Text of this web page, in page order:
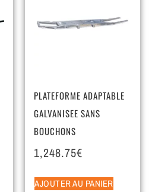
PLATEFORME ADAPTABLE
GALVANISEE SANS
BOUCHONS
1,248.75€
AJOUTER AU PANIER